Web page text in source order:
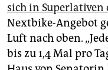
sich in Superlativen
Nextbike-Angebot
Luft nach oben.
bis zu 1,4 Mal pro